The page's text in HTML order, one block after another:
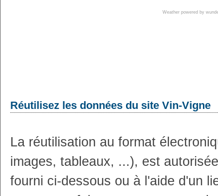
Weather powered by
Réutilisez les données du site Vin-Vigne
La réutilisation au format
images, tableaux, ...), est
fourni ci-dessous ou à l'aide d'un